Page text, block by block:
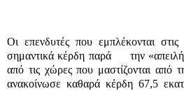
Οι επενδυτές που εμπλέκονται
σημαντικά κέρδη παρά
την
από τις χώρες που μαστίζονται από
ανακοίνωσε καθαρά κέρδη 67,5